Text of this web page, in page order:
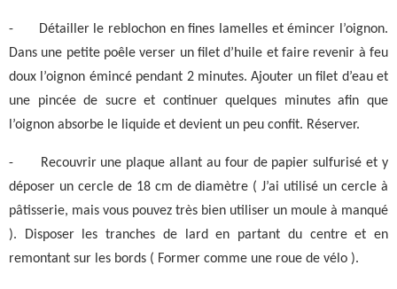
-
Détailler le reblochon en fines lamelles et émincer l’oignon.
Dans une petite poêle verser un filet d’huile et faire revenir à feu
doux l’oignon émincé pendant 2 minutes. Ajouter un filet d’eau et
une pincée de sucre et continuer quelques minutes afin que
l’oignon absorbe le liquide et devient un peu confit. Réserver.
-
Recouvrir une plaque allant au four de papier sulfurisé et y
déposer un cercle de 18 cm de diamètre ( J’ai utilisé un cercle à
pâtisserie, mais vous pouvez très bien utiliser un moule à manqué
). Disposer les tranches de lard en partant du centre et en
remontant sur les bords ( Former comme une roue de vélo ).